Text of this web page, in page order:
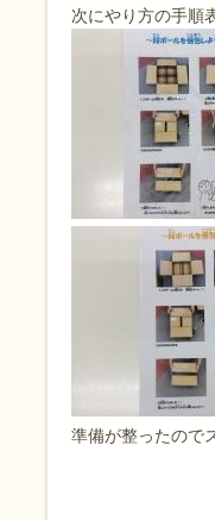
次にやり方の手順
準備が整ったので